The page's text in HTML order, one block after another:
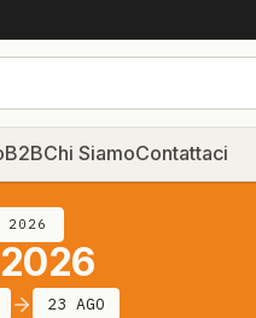
B2BChi SiamoContattaci
2026
23 AGO